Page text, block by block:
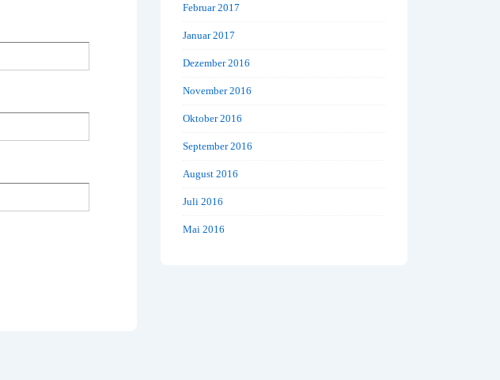
Februar 2017
Januar 2017
Dezember 2016
November 2016
Oktober 2016
September 2016
August 2016
Juli 2016
Mai 2016